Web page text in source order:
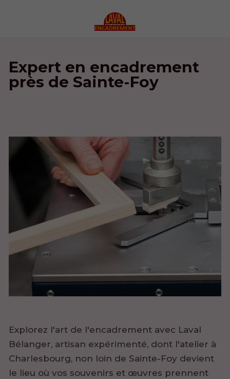
Expert en encadrement
près de Sainte-Foy
Explorez l'art de l'encadrement avec Laval
Bélanger, artisan expérimenté, dont l'atelier à
Charlesbourg, non loin de Sainte-Foy devient
le lieu où vos souvenirs et œuvres prennent